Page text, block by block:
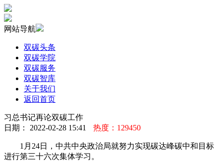
网站导航
双碳头条
双碳学院
双碳服务
双碳智库
关于我们
返回首页
习总书记再论双碳工作
日期： 2022-02-28 15:41
热度：129450
1月24日，中共中央政治局就努力实现碳达峰碳中和目标
进行第三十六次集体学习。